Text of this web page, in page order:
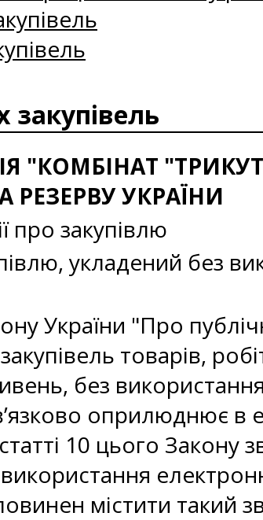
закупівель
"КОМБІНАТ
РЕЗЕРВУ УКРАЇНИ
про закупівлю
укладений без
України "Про
товарів,
без
оприлюднює в
10 цього Закону
містити такий